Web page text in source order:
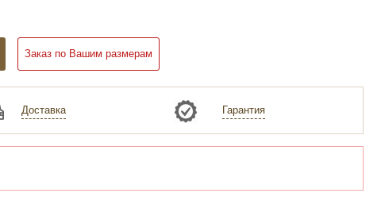
Заказ по Вашим размерам
Доставка Гарантия